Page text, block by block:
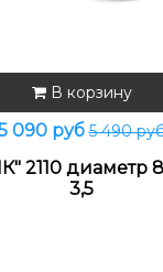
В корзину
090 руб5 490
2110 диаметр
3,5